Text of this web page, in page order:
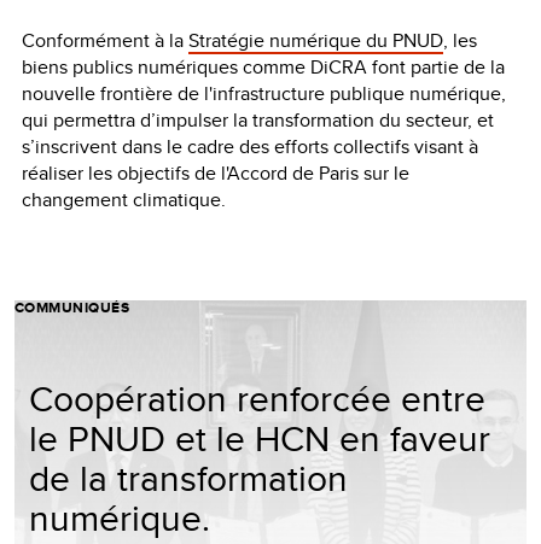
Conformément à laStratégie numérique du PNUD, les
biens publics numériques comme DiCRA font partie de la
nouvelle frontière de l'infrastructure publique numérique,
qui permettra d’impulser la transformation du secteur, et
s’inscrivent dans le cadre des efforts collectifs visant à
réaliser les objectifs de l'Accord de Paris sur le
changement climatique.
COMMUNIQUÉS
Coopération renforcée entre
le PNUD et le HCN en faveur
de la transformation
numérique.